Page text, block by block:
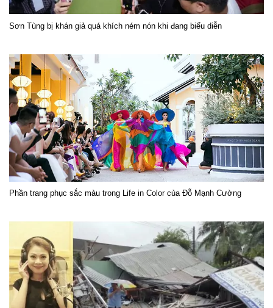
Sơn Tùng bị khán giả quá khích ném nón khi đang biểu diễn
Phần trang phục sắc màu trong Life in Color của Đỗ Mạnh Cường